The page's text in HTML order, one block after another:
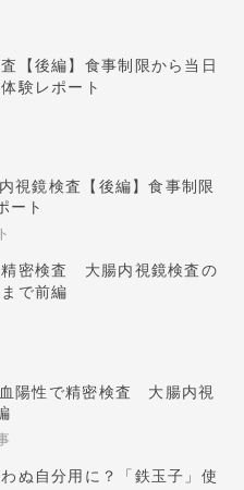
【後編】食事制限から当日
験レポート
密検査 大腸内視鏡検査の
で前編
ぬ自分用に？「鉄玉子」使